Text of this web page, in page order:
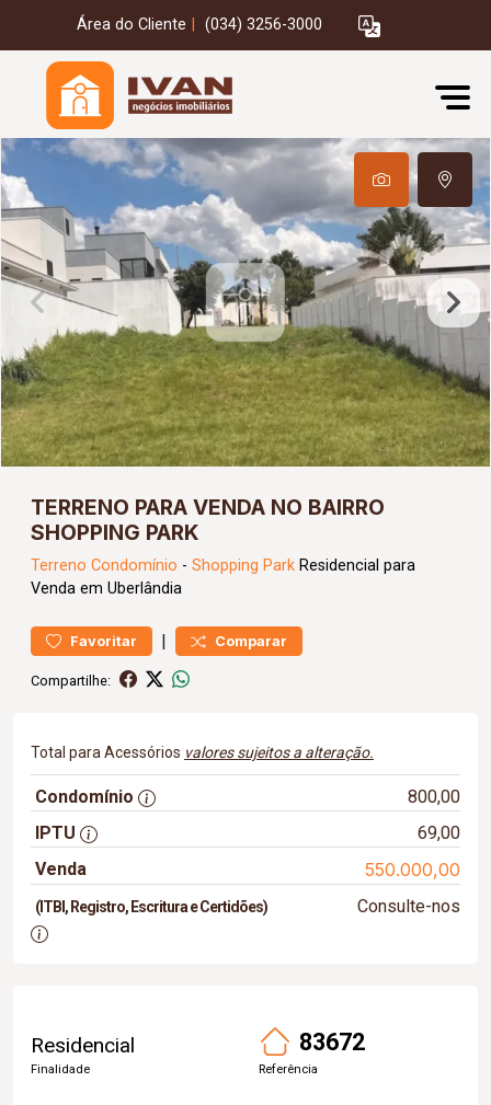
Área do Cliente (034) 3256-3000
TERRENO PARA VENDA NO BAIRRO
SHOPPING PARK
Terreno Condomínio - Shopping Park Residencial para
Venda em Uberlândia
Favoritar | Comparar
Compartilhe:
Total para Acessórios valores sujeitos a alteração.
Condomínio
800,00
IPTU
69,00
Venda
550.000,00
(ITBI, Registro, Escritura e Certidões) Consulte-nos
Residencial
Finalidade
83672
Referência